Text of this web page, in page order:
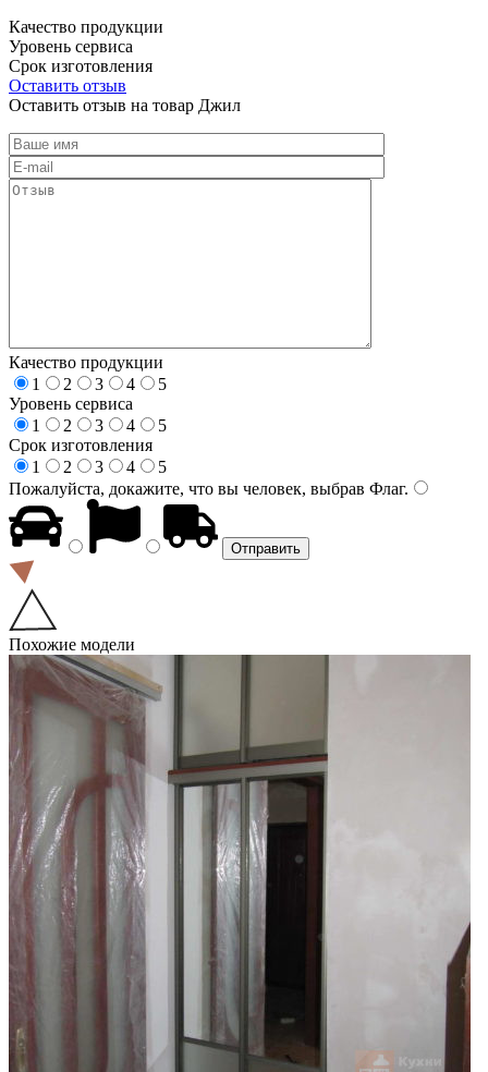
Качество продукции
Уровень сервиса
Срок изготовления
Оставить отзыв
Оставить отзыв на товар Джил
Качество продукции
1
2 3 4
5
Уровень сервиса
1
2 3 4
5
Срок изготовления
1
2 3 4
5
Пожалуйста, докажите, что вы человек, выбрав Флаг.
Похожие модели